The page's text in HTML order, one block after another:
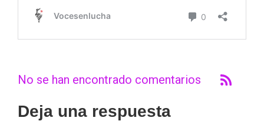
No se han encontrado comentarios
Deja una respuesta